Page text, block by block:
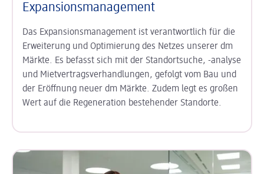
Expansionsmanagement
Das Expansionsmanagement ist verantwortlich für die
Erweiterung und Optimierung des Netzes unserer dm
Märkte. Es befasst sich mit der Standortsuche, -analyse
und Mietvertragsverhandlungen, gefolgt vom Bau und
der Eröffnung neuer dm Märkte. Zudem legt es großen
Wert auf die Regeneration bestehender Standorte.